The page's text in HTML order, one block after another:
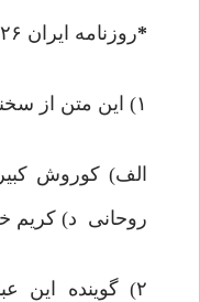
*روزنامه ایران ۲۶ دی ماه ۹۸
۱) این متن از سخنان کیست؟
الف) کوروش
روحانی د) کریم
۲) گوینده این